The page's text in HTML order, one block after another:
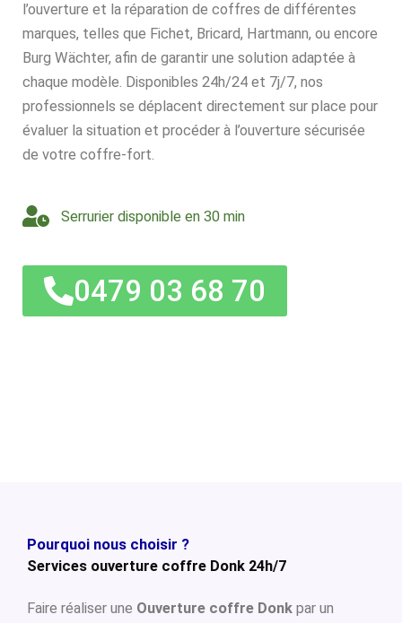
l’ouverture et la réparation de coffres de différentes
marques, telles que Fichet, Bricard, Hartmann, ou encore
Burg Wächter, afin de garantir une solution adaptée à
chaque modèle. Disponibles 24h/24 et 7j/7, nos
professionnels se déplacent directement sur place pour
évaluer la situation et procéder à l’ouverture sécurisée
de votre coffre-fort.
Serrurier disponible en 30 min
0479 03 68 70
Pourquoi nous choisir ?
Services ouverture coffre Donk 24h/7
Faire réaliser une Ouverture coffre Donk par un